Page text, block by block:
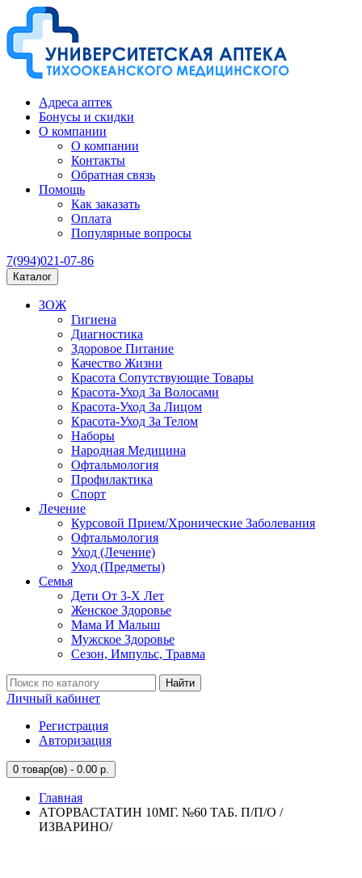
Адреса аптек
Бонусы и скидки
О компании
О компании
Контакты
Обратная связь
Помощь
Как заказать
Оплата
Популярные вопросы
7(994)021-07-86
Каталог
ЗОЖ
Гигиена
Диагностика
Здоровое Питание
Качество Жизни
Красота Сопутствующие Товары
Красота-Уход За Волосами
Красота-Уход За Лицом
Красота-Уход За Телом
Наборы
Народная Медицина
Офтальмология
Профилактика
Спорт
Лечение
Курсовой Прием/Хронические Заболевания
Офтальмология
Уход (Лечение)
Уход (Предметы)
Семья
Дети От 3-Х Лет
Женское Здоровье
Мама И Малыш
Мужское Здоровье
Сезон, Импульс, Травма
Найти
Личный кабинет
Регистрация
Авторизация
0 товар(ов) - 0.00 р.
Главная
АТОРВАСТАТИН 10МГ. №60 ТАБ. П/П/О /
ИЗВАРИНО/